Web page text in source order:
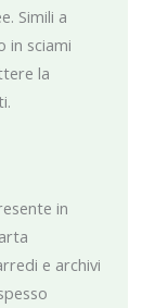
Simili a
in sciami
la
in
e archivi